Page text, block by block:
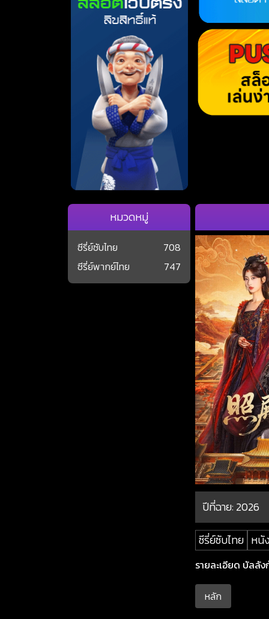
ปีที่ฉาย:2026
ซีรี่ย์ซับไทย หนั
รายละเอียด บัลลั
หลัก
หมวดหมู่
ซีรี่ย์ซับไทย
708
ซีรี่ย์พากย์ไทย
747